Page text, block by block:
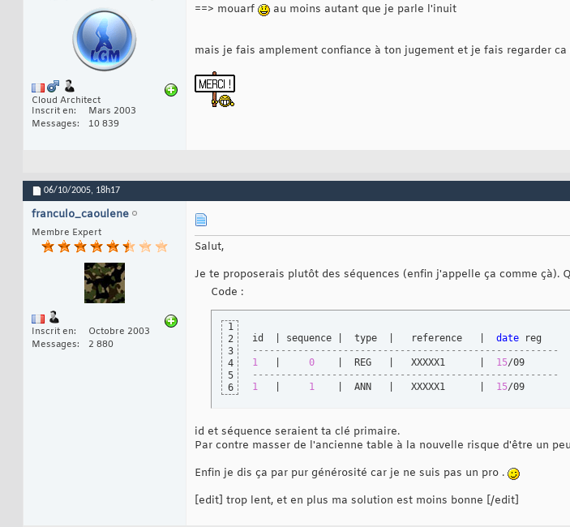
Cloud Architect
Inscrit en
Mars 2003
Messages
10 839
==> mouarf au moins autant que je parle l'inuit
mais je fais amplement confiance à ton jugement et je fais regarder
06/10/2005, 18h17
franculo_caoulene
Membre Expert
Inscrit en
Octobre 2003
Messages
2 880
Salut,
Je te proposerais plutôt des séquences (enfin j'appelle ça comme çà).
Code :
1
2
3
4
5
6
id  | sequence |  type  |   reference   | date
------------------------------------------------------
1
0
    |  REG   |   XXXXX1      |
15
------------------------------------------------------
1
1
    |  ANN   |   XXXXX1      |
15/09
id et séquence seraient ta clé primaire.
Par contre masser de l'ancienne table à la nouvelle risque d'être un
Enfin je dis ça par pur générosité car je ne suis pas un pro .
[edit] trop lent, et en plus ma solution est moins bonne [/edit]